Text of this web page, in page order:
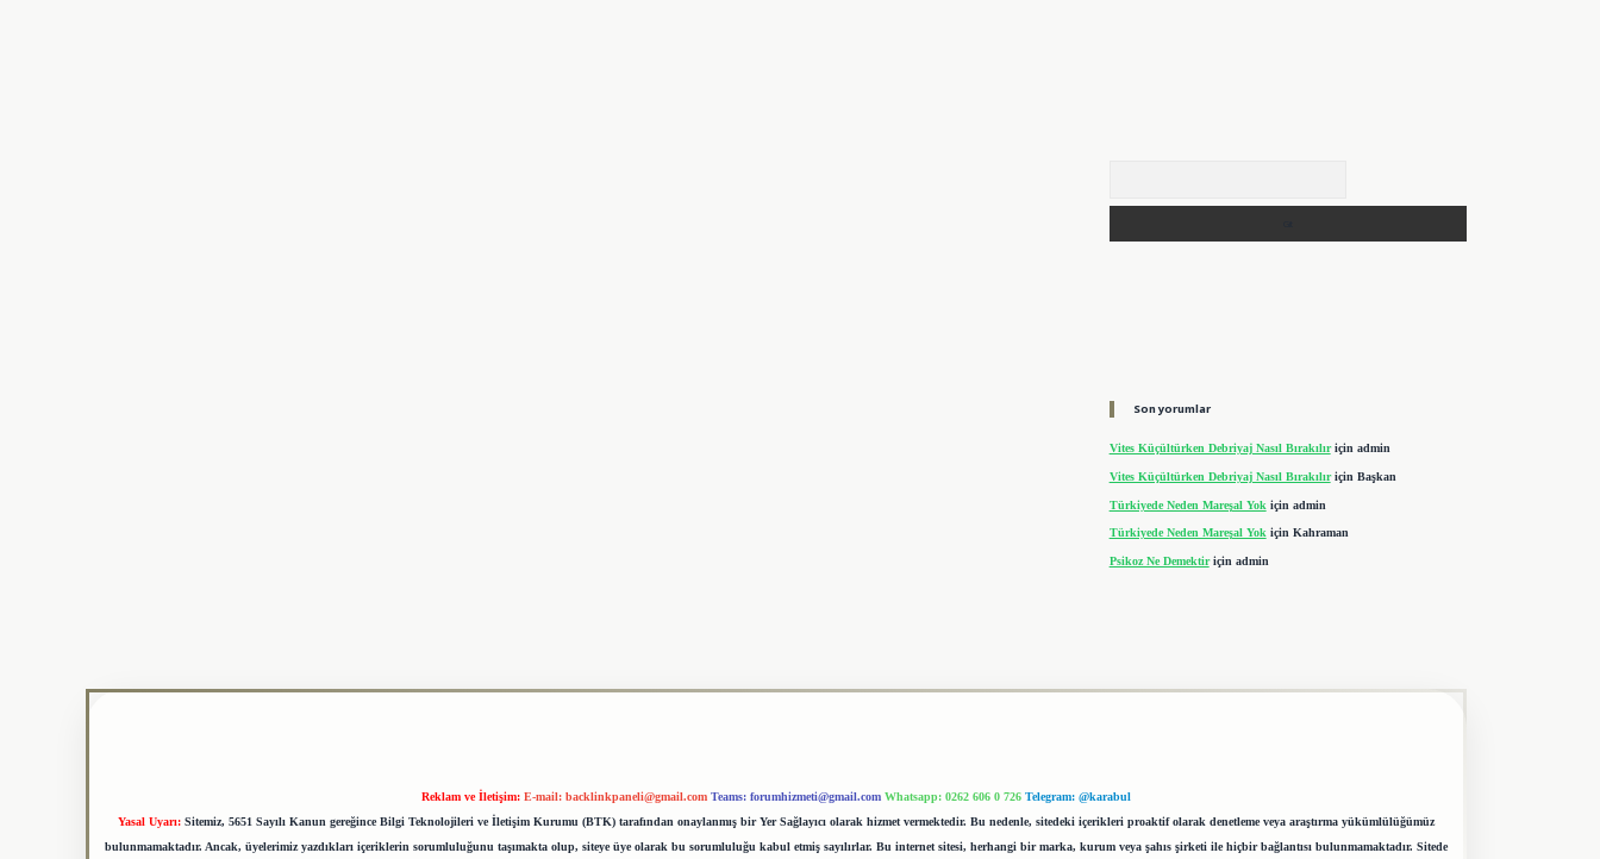
Son yorumlar
Vites Küçültürken Debriyaj Nasıl Bırakılıriçin admin
Vites Küçültürken Debriyaj Nasıl Bırakılıriçin Başkan
Türkiyede Neden Mareşal Yok için admin
Türkiyede Neden Mareşal Yok için Kahraman
Psikoz Ne Demektiriçin admin
Reklam ve İletişim: E-mail: backlinkpaneli@gmail.com Teams: forumhizmeti@gmail.com Whatsapp: 0262 606 0 726 Telegram: @karabul
Yasal Uyarı: Sitemiz, 5651 Sayılı Kanun gereğince Bilgi Teknolojileri ve İletişim Kurumu (BTK) tarafından onaylanmış bir Yer Sağlayıcı olarak hizmet vermektedir. Bu nedenle, sitedeki içerikleri proaktif olarak denetleme veya araştırma yükümlülüğümüz
bulunmamaktadır. Ancak, üyelerimiz yazdıkları içeriklerin sorumluluğunu taşımakta olup, siteye üye olarak bu sorumluluğu kabul etmiş sayılırlar. Bu internet sitesi, herhangi bir marka, kurum veya şahıs şirketi ile hiçbir bağlantısı bulunmamaktadır. Sitede